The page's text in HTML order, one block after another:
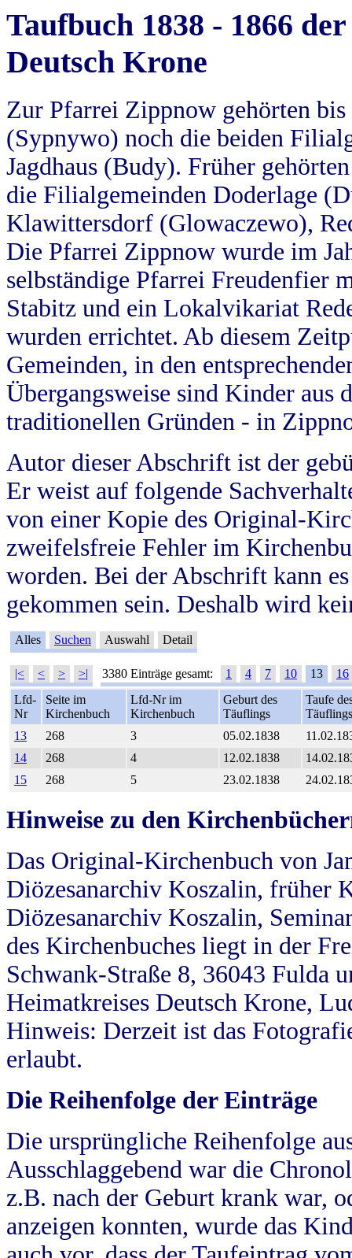
Taufbuch 1838 - 1866
Deutsch Krone
Zur Pfarrei Zippnow gehörten
(Sypnywo) noch die beiden
Jagdhaus (Budy). Früher
die Filialgemeinden Doderlage
Klawittersdorf (Glowaczewo),
Die Pfarrei Zippnow wurde im
selbständige Pfarrei Freudenfier
Stabitz und ein Lokalvikariat
wurden errichtet. Ab diesem
Gemeinden, in den
Übergangsweise sind Kinder aus
traditionellen Gründen - in
Autor dieser Abschrift ist der
Er weist auf folgende
von einer Kopie des Original-
zweifelsfreie Fehler im
worden. Bei der Abschrift kann
gekommen sein. Deshalb wird
Alles Suchen Auswahl Detail
|< < > >| 3380 Einträge gesamt: 1 4 7 10 13
16
Lfd-
Nr
Seite im
Kirchenbuch
Lfd-Nr im
Kirchenbuch
Geburt des
Täuflings
Taufe
Täuflings
13
268 3 05.02.1838
14
268 4 12.02.1838
15
268 5 23.02.1838
Hinweise zu den
Das Original-Kirchenbuch von
Diözesanarchiv Koszalin, früher
Diözesanarchiv Koszalin,
des Kirchenbuches liegt in der
Schwank-Straße 8, 36043 Fulda
Heimatkreises Deutsch Krone,
Hinweis: Derzeit ist das
erlaubt.
Die Reihenfolge der Einträge
Die ursprüngliche Reihenfolge
Ausschlaggebend war die
z.B. nach der Geburt krank war,
anzeigen konnten, wurde das